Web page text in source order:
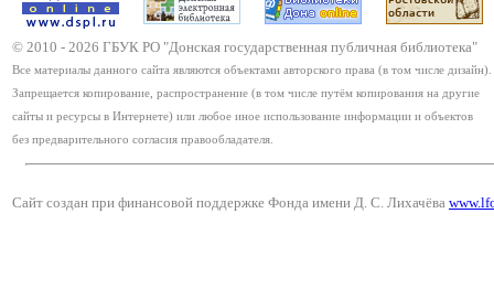
© 2010 - 2026 ГБУК РО "Донская государственная публичная библиотека"
Все материалы данного сайта являются объектами авторского права (в том числе дизайн).
Запрещается копирование, распространение (в том числе путём копирования на другие
сайты и ресурсы в Интернете) или любое иное использование информации и объектов
без предварительного согласия правообладателя.
Сайт создан при финансовой поддержке Фонда имени Д. С. Лихачёва